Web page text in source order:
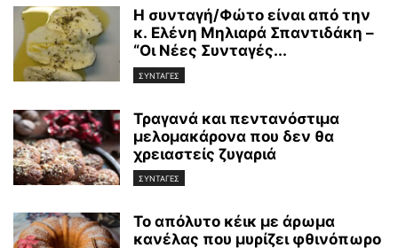
Η συνταγή/Φώτο είναι από την
κ. Ελένη Μηλιαρά Σπαντιδάκη –
“Οι Νέες Συνταγές...
ΣΥΝΤΑΓΕΣ
Τραγανά και πεντανόστιμα
μελομακάρονα που δεν θα
χρειαστείς ζυγαριά
ΣΥΝΤΑΓΕΣ
Το απόλυτο κέικ με άρωμα
κανέλας που μυρίζει φθινόπωρο